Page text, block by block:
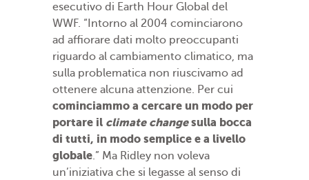
esecutivo di Earth Hour Global del
WWF. “Intorno al 2004 cominciarono
ad affiorare dati molto preoccupanti
riguardo al cambiamento climatico, ma
sulla problematica non riuscivamo ad
ottenere alcuna attenzione. Per cui
cominciammo a cercare un modo per
portare il climate changesulla bocca
di tutti, in modo semplice e a livello
globale.” Ma Ridley non voleva
un’iniziativa che si legasse al senso di